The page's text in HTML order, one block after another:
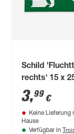
Schild
rechts' 15 x
3,99 €
Keine Lieferung
Hause
Verfügbar in